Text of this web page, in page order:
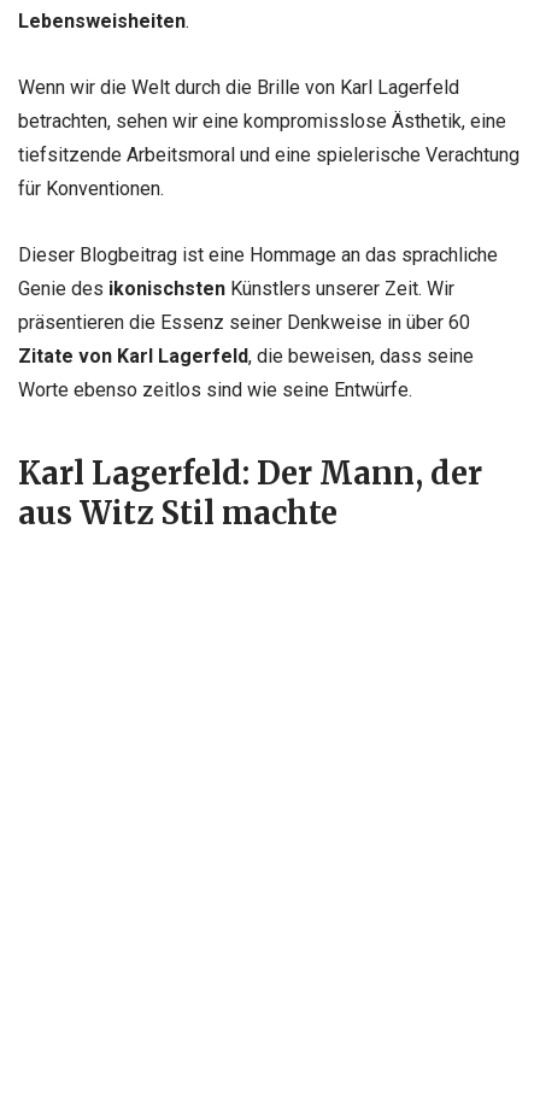
Lebensweisheiten.
Wenn wir die Welt durch die Brille von Karl Lagerfeld
betrachten, sehen wir eine kompromisslose Ästhetik, eine
tiefsitzende Arbeitsmoral und eine spielerische Verachtung
für Konventionen.
Dieser Blogbeitrag ist eine Hommage an das sprachliche
Genie des ikonischsten Künstlers unserer Zeit. Wir
präsentieren die Essenz seiner Denkweise in über 60
Zitate von Karl Lagerfeld, die beweisen, dass seine
Worte ebenso zeitlos sind wie seine Entwürfe.
Karl Lagerfeld: Der Mann, der
aus Witz Stil machte